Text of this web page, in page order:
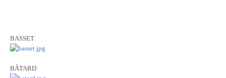
BASSET
BÂTARD